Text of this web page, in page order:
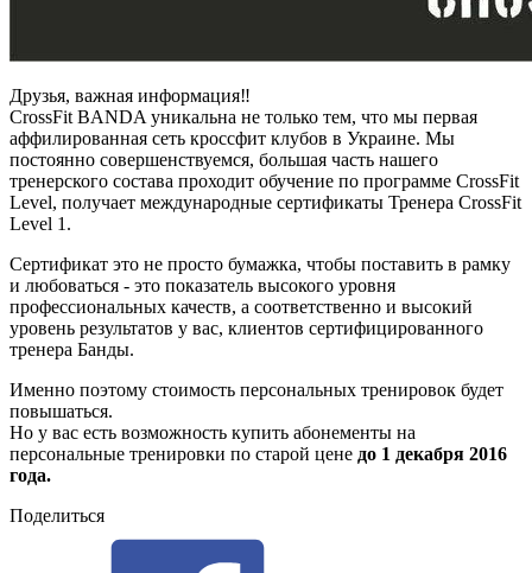
Друзья, важная информация‼
CrossFit BANDA уникальна не только тем, что мы первая
аффилированная сеть кроссфит клубов в Украине. Мы
постоянно совершенствуемся, большая часть нашего
тренерского состава проходит обучение по программе CrossFit
Level, получает международные сертификаты Тренера CrossFit
Level 1.
Сертификат это не просто бумажка, чтобы поставить в рамку
и любоваться - это показатель высокого уровня
профессиональных качеств, а соответственно и высокий
уровень результатов у вас, клиентов сертифицированного
тренера Банды.
Именно поэтому стоимость персональных тренировок будет
повышаться.
Но у вас есть возможность купить абонементы на
персональные тренировки по старой цене до 1 декабря 2016
года.
Поделиться